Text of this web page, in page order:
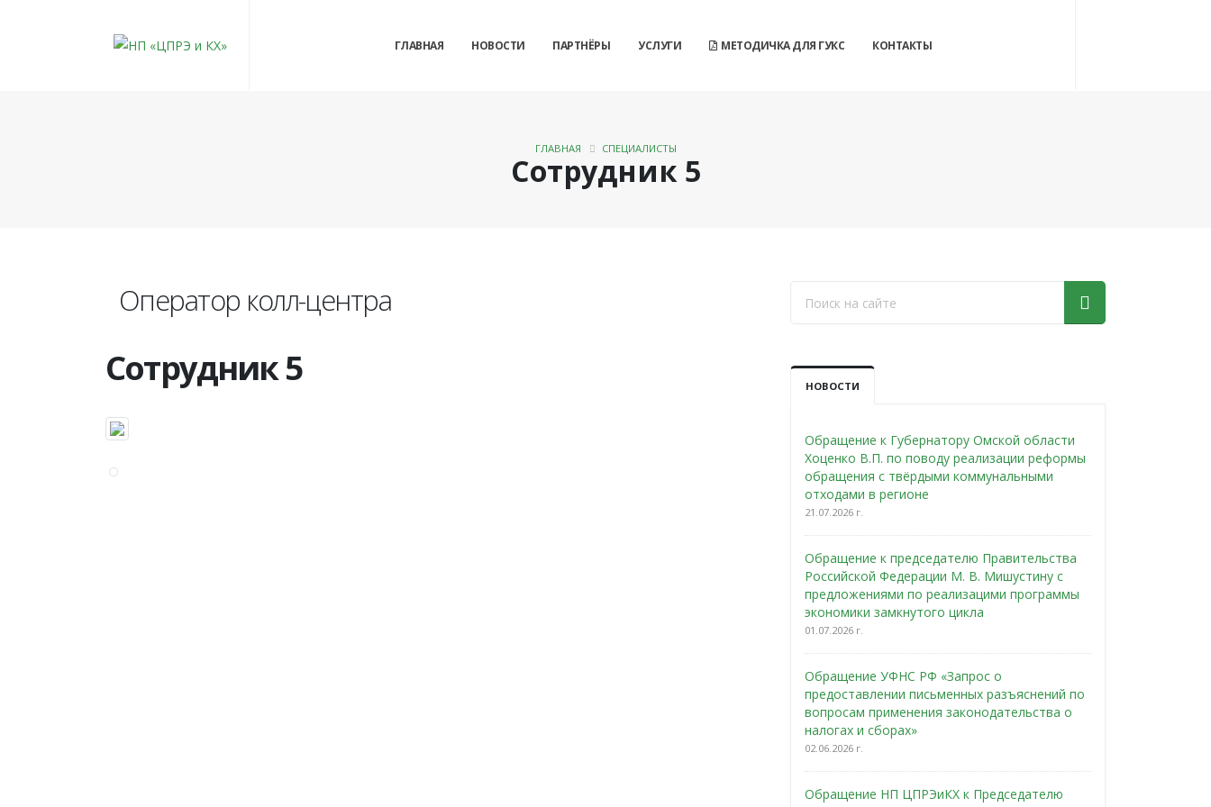
ГЛАВНАЯ НОВОСТИ ПАРТНЁРЫ УСЛУГИ МЕТОДИЧКА ДЛЯ ГУКС КОНТАКТЫ
Сотрудник 5
ГЛАВНАЯ СПЕЦИАЛИСТЫ
Оператор колл-центра
Сотрудник 5 НОВОСТИ
Обращение к Губернатору Омской области
Хоценко В.П. по поводу реализации реформы
обращения с твёрдыми коммунальными
отходами в регионе
21.07.2026 г.
Обращение к председателю Правительства
Российской Федерации М. В. Мишустину с
предложениями по реализацими программы
экономики замкнутого цикла
01.07.2026 г.
Обращение УФНС РФ «Запрос о
предоставлении письменных разъяснений по
вопросам применения законодательства о
налогах и сборах»
02.06.2026 г.
Обращение НП ЦПРЭиКХ к Председателю